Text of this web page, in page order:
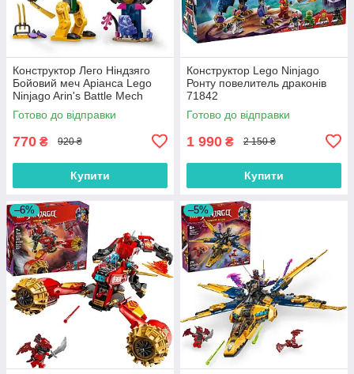
Конструктор Лего Ніндзяго
Бойовий меч Аріанса Lego
Ninjago Arin's Battle Mech
71804
Готово до відправки
770 ₴ 920 ₴
Купити
Конструктор Lego Ninjago
Ронту повелитель драконів
71842
Готово до відправки
1 990 ₴ 2 150 ₴
Купити
–6% –5%